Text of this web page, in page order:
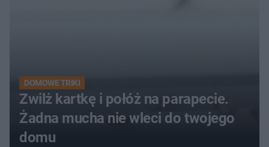
DOMOWE TRIKI
Zwilż kartkę i połóż na parapecie.
Żadna mucha nie wleci do twojego
domu